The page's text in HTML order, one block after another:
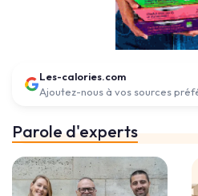
Les-calories.com
Ajoutez-nous à vos sources
Parole d'experts